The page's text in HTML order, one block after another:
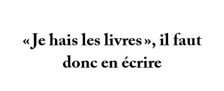
«Je hais les livres», il faut
donc en écrire